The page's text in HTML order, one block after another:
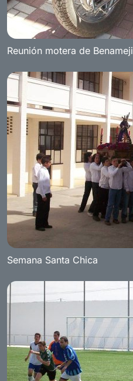
Reunión motera de Benameji
Semana Santa Chica